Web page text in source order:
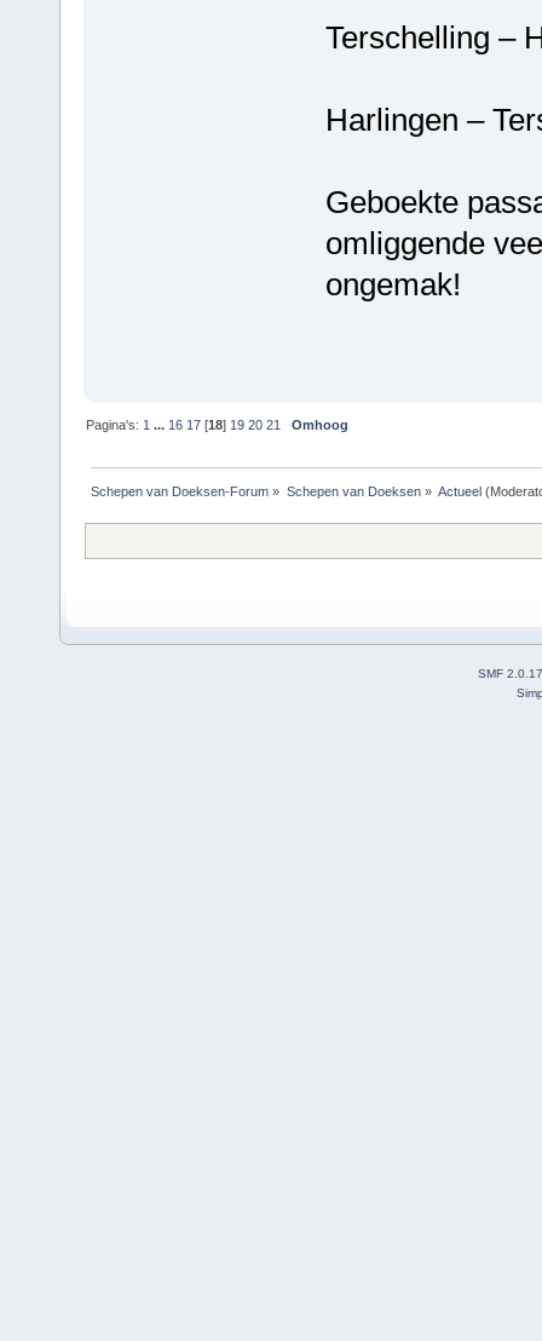
Terschelling –
Harlingen –
Geboekte
omliggende
ongemak!
Pagina's: 1 ... 16 17 [18] 19 20 21 Omhoog
Schepen van Doeksen-Forum » Schepen van Doeksen» Actueel
SMF 2.0.17